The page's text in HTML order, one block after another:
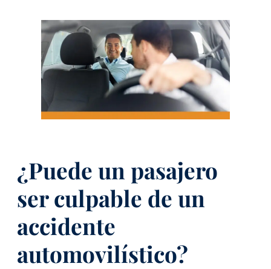
¿Puede un pasajero
ser culpable de un
accidente
automovilístico?